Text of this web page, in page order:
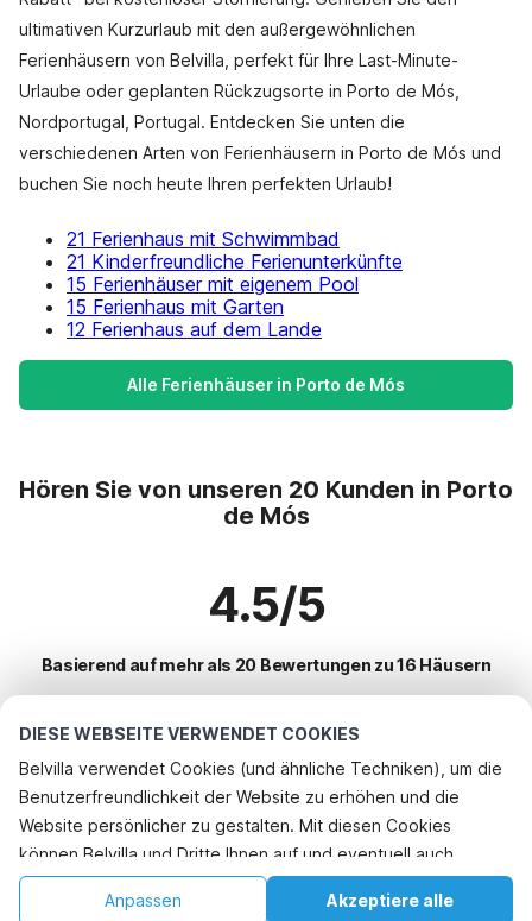
DIESE WEBSEITE VERWENDET COOKIES
Belvilla verwendet Cookies (und ähnliche Techniken), um die
Benutzerfreundlichkeit der Website zu erhöhen und die
Website persönlicher zu gestalten. Mit diesen Cookies
können Belvilla und Dritte Ihnen auf und eventuell auch
außerhalb unserer Website folgen, um Werbung Ihren
Interessen anzupassen und das Teilen von Informationen über
Akzeptiere alle
Anpassen
ultimativen Kurzurlaub mit den außergewöhnlichen
Ferienhäusern von Belvilla, perfekt für Ihre Last-Minute-
Urlaube oder geplanten Rückzugsorte in Porto de Mós,
Nordportugal, Portugal. Entdecken Sie unten die
verschiedenen Arten von Ferienhäusern in Porto de Mós und
buchen Sie noch heute Ihren perfekten Urlaub!
21 Ferienhaus mit Schwimmbad
21 Kinderfreundliche Ferienunterkünfte
15 Ferienhäuser mit eigenem Pool
15 Ferienhaus mit Garten
12 Ferienhaus auf dem Lande
Alle Ferienhäuser in Porto de Mós
Hören Sie von unseren 20 Kunden in Porto
de Mós
4.5/5
Basierend auf mehr als 20 Bewertungen zu 16 Häusern
Beliebteste Reiseziele für Urlaub
Top-Städte mit Top-Annehmlichkeiten für den Urlaub
Ferienhaus mit Schwimmbad amoreira
Ferienhaus mit Schwimmbad santa-barbara
Ferienhaus mit Schwimmbad porto-de-mos
Beliebte Ausstattungen für Urlaub in Porto-de-mos
Ferienhaus mit Schwimmbad
Beliebte Städte für den Urlaub in Nordportugal
Rufen Sie an, um zu buchen